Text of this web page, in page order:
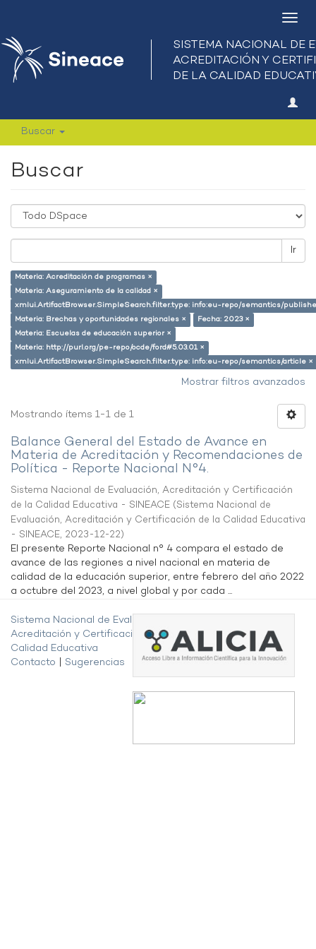
Buscar
Buscar
Ir
Materia: Acreditación de programas ×
Materia: Aseguramiento de la calidad ×
xmlui.ArtifactBrowser.SimpleSearch.filter.type: info:eu-repo/semantics/
Materia: Brechas y oportunidades regionales ×
Fecha: 2023 ×
Materia: Escuelas de educación superior ×
Materia: http://purl.org/pe-repo/ocde/ford#5.03.01 ×
xmlui.ArtifactBrowser.SimpleSearch.filter.type: info:eu-repo/semantics/article ×
Mostrar filtros avanzados
Mostrando ítems 1-1 de 1
Balance General del Estado de Avance en
Materia de Acreditación y Recomendaciones de
Política - Reporte Nacional N°4.
Sistema Nacional de Evaluación, Acreditación y Certificación
de la Calidad Educativa - SINEACE (Sistema Nacional de
Evaluación, Acreditación y Certificación de la Calidad Educativa
- SINEACE, 2023-12-22)
El presente Reporte Nacional n° 4 compara el estado de
avance de las regiones a nivel nacional en materia de
calidad de la educación superior, entre febrero del año 2022
a octubre del 2023, a nivel global y por cada ...
Sistema Nacional de Evaluación,
Acreditación y Certificación de la
Calidad Educativa
Contacto
Sugerencias